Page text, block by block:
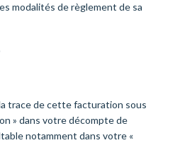
modalités de règlement de sa
trace de cette facturation sous
» dans votre décompte de
notamment dans votre «